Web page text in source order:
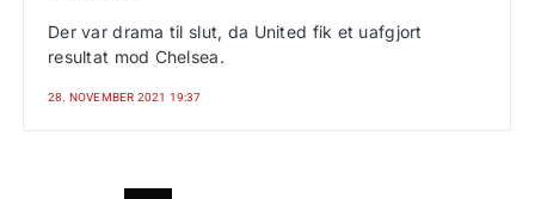
Der var drama til slut, da United fik et uafgjort
resultat mod Chelsea.
28. NOVEMBER 2021 19:37